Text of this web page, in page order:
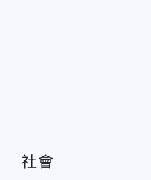
社會